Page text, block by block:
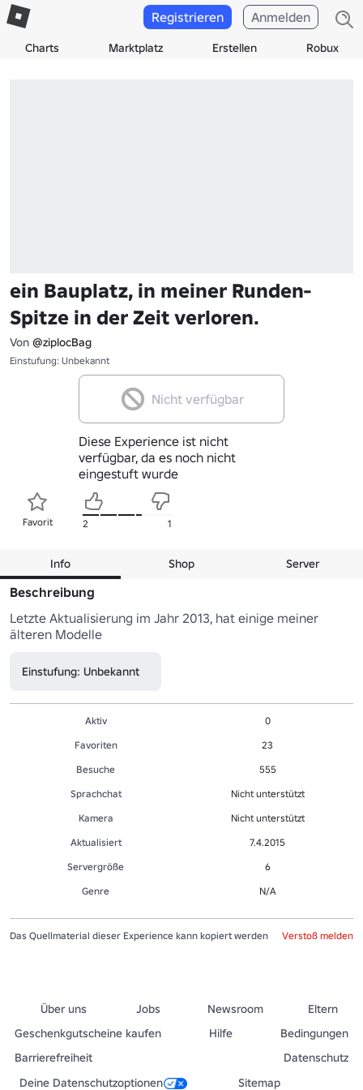
Charts Marktplatz Erstellen Robux
Registrieren Anmelden
ein Bauplatz, in meiner Runden-
Spitze in der Zeit verloren.
Von @ziplocBag
Einstufung: Unbekannt
Nicht verfügbar
Diese Experience ist nicht
verfügbar, da es noch nicht
eingestuft wurde
Favorit 2 1
Info Shop Server
Beschreibung
Letzte Aktualisierung im Jahr 2013, hat einige meiner
älteren Modelle
Einstufung: Unbekannt
Aktiv
0
Favoriten
23
Besuche
555
Sprachchat
Nicht unterstützt
Kamera
Nicht unterstützt
Aktualisiert
7.4.2015
Servergröße
6
Genre
N/A
Das Quellmaterial dieser Experience kann kopiert werden Verstoß melden
Über uns Jobs Newsroom
Eltern
Geschenkgutscheine kaufen
Hilfe
Bedingungen
Barrierefreiheit
Datenschutz
Deine Datenschutzoptionen
Sitemap